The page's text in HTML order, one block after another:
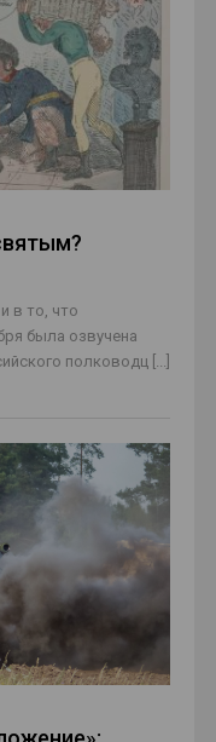
в то, что
была озвучена
полководц [...]